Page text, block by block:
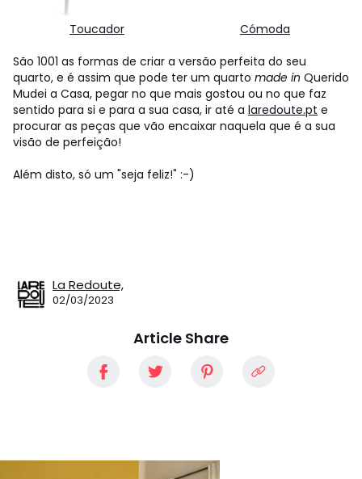
Toucador
Cómoda
São 1001 as formas de criar a versão perfeita do seu
quarto, e é assim que pode ter um quarto made in Querido
Mudei a Casa, pegar no que mais gostou ou no que faz
sentido para si e para a sua casa, ir até a laredoute.pt e
procurar as peças que vão encaixar naquela que é a sua
visão de perfeição!
Além disto, só um "seja feliz!" :-)
La Redoute,
02/03/2023
Article Share